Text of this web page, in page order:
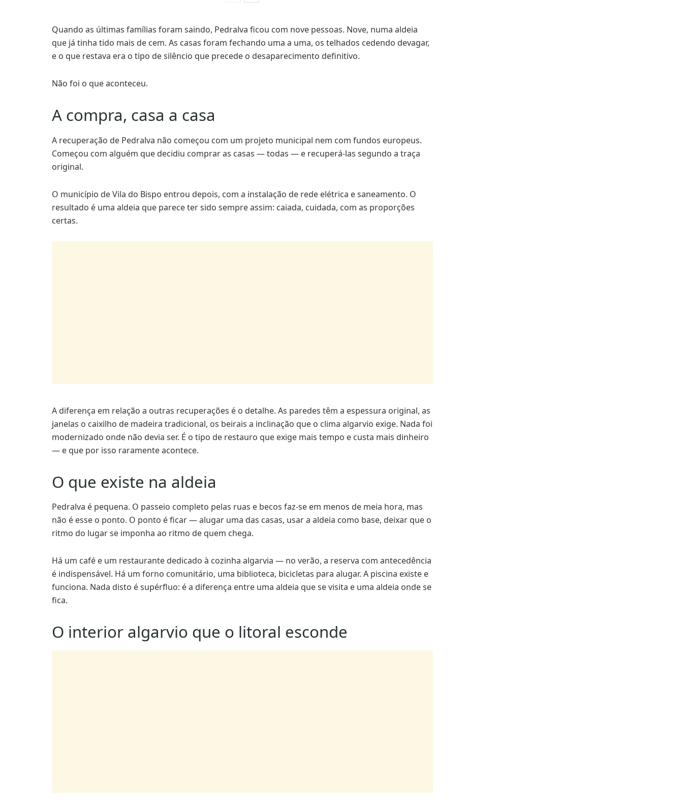
Quando as últimas famílias foram saindo, Pedralva ficou com nove pessoas. Nove, numa aldeia
que já tinha tido mais de cem. As casas foram fechando uma a uma, os telhados cedendo devagar,
e o que restava era o tipo de silêncio que precede o desaparecimento definitivo.
Não foi o que aconteceu.
A compra, casa a casa
A recuperação de Pedralva não começou com um projeto municipal nem com fundos europeus.
Começou com alguém que decidiu comprar as casas — todas — e recuperá-las segundo a traça
original.
O município de Vila do Bispo entrou depois, com a instalação de rede elétrica e saneamento. O
resultado é uma aldeia que parece ter sido sempre assim: caiada, cuidada, com as proporções
certas.
modernizado onde não devia ser. É o tipo de restauro que exige mais tempo e custa mais dinheiro
— e que por isso raramente acontece.
O que existe na aldeia
Pedralva é pequena. O passeio completo pelas ruas e becos faz-se em menos de meia hora, mas
ritmo do lugar se imponha ao ritmo de quem chega.
Há um café e um restaurante dedicado à cozinha algarvia — no verão, a reserva com antecedência
funciona. Nada disto é supérfluo: é a diferença entre uma aldeia que se visita e uma aldeia onde se
fica.
mais fresco, o vento mais presente e a paisagem mais agreste do que qualquer fotografia de praia